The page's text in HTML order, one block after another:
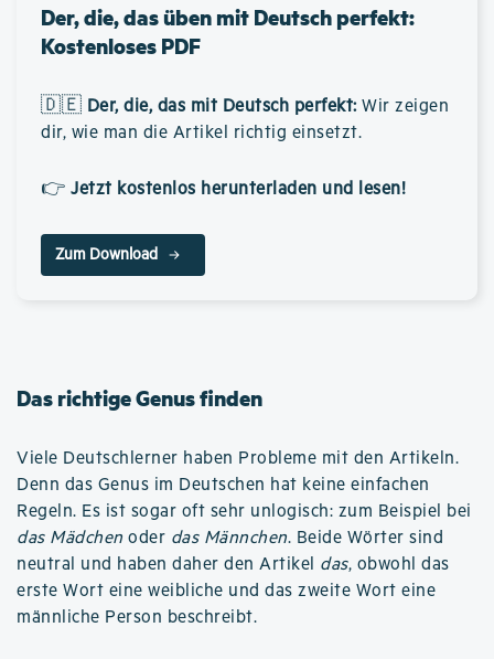
Der, die, das üben mit Deutsch perfekt:
Kostenloses PDF
🇩🇪 Der, die, das mit Deutsch perfekt: Wir zeigen
dir, wie man die Artikel richtig einsetzt.
👉 Jetzt kostenlos herunterladen und lesen!
Zum Download
Das richtige Genus finden
Viele Deutschlerner haben Probleme mit den Artikeln.
Denn das Genus im Deutschen hat keine einfachen
Regeln. Es ist sogar oft sehr unlogisch: zum Beispiel bei
das Mädchen oder das Männchen. Beide Wörter sind
neutral und haben daher den Artikel das, obwohl das
erste Wort eine weibliche und das zweite Wort eine
männliche Person beschreibt.